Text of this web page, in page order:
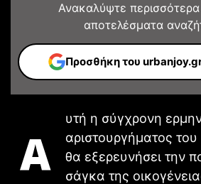
TV - SERIESΑνακαλύψτε
αποτελέσματα
Προσθήκη του
Α
υτή η σύγχρονη
αριστουργήματος
θα εξερευνήσει την
σάγκα της